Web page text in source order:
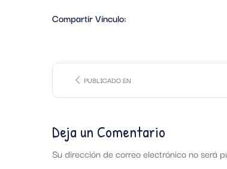
Compartir Vínculo:
PUBLICADO EN
Deja un Comentario
Su dirección de correo electrónico no será